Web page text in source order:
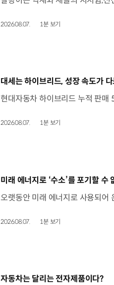
2026.08.07. 1분 보기
[동영상]
대세는 하이브리드, 성장 속도가
2026.08.07. 1분 보기
[동영상]
미래 에너지로 ‘수소’를 포기할 수
2026.08.07. 1분 보기
[동영상]
자동차는 달리는 전자제품이다?